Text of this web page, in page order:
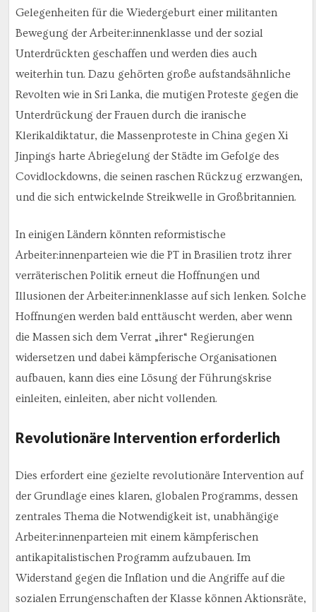
Gelegenheiten für die Wiedergeburt einer militanten
Bewegung der Arbeiter:innenklasse und der sozial
Unterdrückten geschaffen und werden dies auch
weiterhin tun. Dazu gehörten große aufstandsähnliche
Revolten wie in Sri Lanka, die mutigen Proteste gegen die
Unterdrückung der Frauen durch die iranische
Klerikaldiktatur, die Massenproteste in China gegen Xi
Jinpings harte Abriegelung der Städte im Gefolge des
Covidlockdowns, die seinen raschen Rückzug erzwangen,
und die sich entwickelnde Streikwelle in Großbritannien.
In einigen Ländern könnten reformistische
Arbeiter:innenparteien wie die PT in Brasilien trotz ihrer
verräterischen Politik erneut die Hoffnungen und
Illusionen der Arbeiter:innenklasse auf sich lenken. Solche
Hoffnungen werden bald enttäuscht werden, aber wenn
die Massen sich dem Verrat „ihrer“ Regierungen
widersetzen und dabei kämpferische Organisationen
aufbauen, kann dies eine Lösung der Führungskrise
einleiten, einleiten, aber nicht vollenden.
Revolutionäre Intervention erforderlich
Dies erfordert eine gezielte revolutionäre Intervention auf
der Grundlage eines klaren, globalen Programms, dessen
zentrales Thema die Notwendigkeit ist, unabhängige
Arbeiter:innenparteien mit einem kämpferischen
antikapitalistischen Programm aufzubauen. Im
Widerstand gegen die Inflation und die Angriffe auf die
sozialen Errungenschaften der Klasse können Aktionsräte,